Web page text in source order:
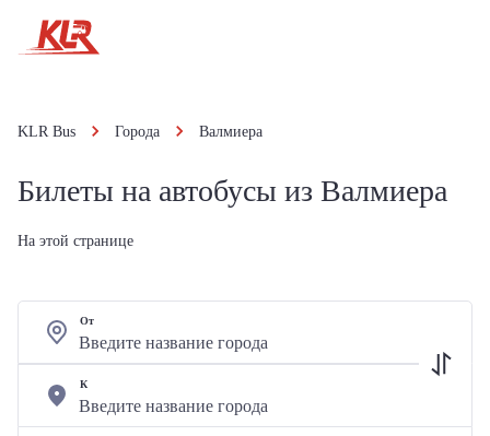
KLR Bus Города Валмиера
Билеты на автобусы из Валмиера
На этой странице
От
К